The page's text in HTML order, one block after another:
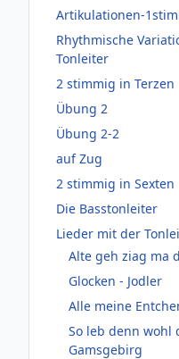
Artikulationen-
Rhythmische
Tonleiter
2 stimmig in Terzen
Übung 2
Übung 2-2
auf Zug
2 stimmig in Sexten
Die Basstonleiter
Lieder mit der
Alte geh ziag ma
Glocken - Jodler
Alle meine
So leb denn wohl
Gamsgebirg